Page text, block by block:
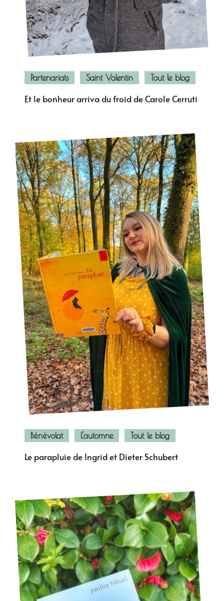
Partenariats Saint Valentin Tout le blog
Et le bonheur arriva du froid de Carole Cerruti
Bénévolat L'automne Tout le blog
Le parapluie de Ingrid et Dieter Schubert